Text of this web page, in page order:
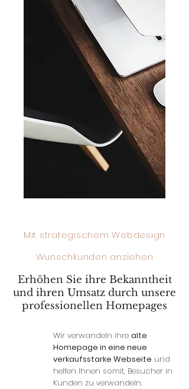
Mit strategischem Webdesign
Wunschkunden anziehen
Erhöhen Sie ihre Bekanntheit
und ihren Umsatz durch unsere
professionellen Homepages
Wir verwandeln ihre alte
Homepage in eine neue
verkaufsstarke Webseite und
helfen Ihnen somit, Besucher in
Kunden zu verwandeln.